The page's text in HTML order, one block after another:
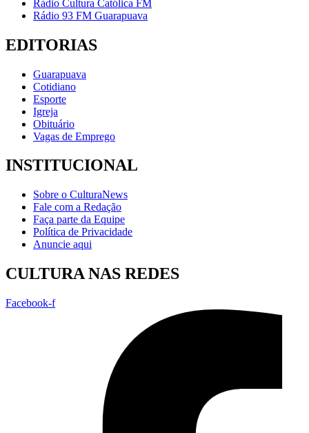
Rádio Cultura Católica FM
Rádio 93 FM Guarapuava
EDITORIAS
Guarapuava
Cotidiano
Esporte
Igreja
Obituário
Vagas de Emprego
INSTITUCIONAL
Sobre o CulturaNews
Fale com a Redação
Faça parte da Equipe
Política de Privacidade
Anuncie aqui
CULTURA NAS REDES
Facebook-f